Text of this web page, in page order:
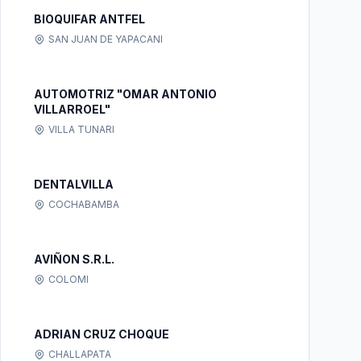
BIOQUIFAR ANTFEL
SAN JUAN DE YAPACANI
AUTOMOTRIZ "OMAR ANTONIO
VILLARROEL"
VILLA TUNARI
DENTALVILLA
COCHABAMBA
AVIÑON S.R.L.
COLOMI
ADRIAN CRUZ CHOQUE
CHALLAPATA